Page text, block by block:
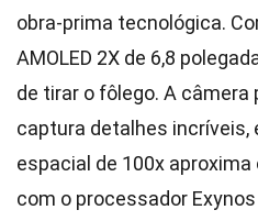
obra-prima tecnológica.
AMOLED 2X de 6,8
de tirar o fôlego. A câmera
captura detalhes incríveis,
espacial de 100x
com o processador